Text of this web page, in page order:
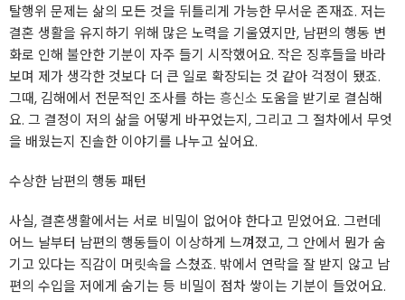
탈행위 문제는 삶의 모든 것을 뒤틀리게 가능한 무서운 존재죠. 저는
결혼 생활을 유지하기 위해 많은 노력을 기울였지만, 남편의 행동 변
화로 인해 불안한 기분이 자주 들기 시작했어요. 작은 징후들을 바라
보며 제가 생각한 것보다 더 큰 일로 확장되는 것 같아 걱정이 됐죠.
그때, 김해에서 전문적인 조사를 하는 흥신소 도움을 받기로 결심해
요. 그 결정이 저의 삶을 어떻게 바꾸었는지, 그리고 그 절차에서 무엇
을 배웠는지 진솔한 이야기를 나누고 싶어요.
수상한 남편의 행동 패턴
사실, 결혼생활에서는 서로 비밀이 없어야 한다고 믿었어요. 그런데
어느 날부터 남편의 행동들이 이상하게 느껴졌고, 그 안에서 뭔가 숨
기고 있다는 직감이 머릿속을 스쳤죠. 밖에서 연락을 잘 받지 않고 남
편의 수입을 저에게 숨기는 등 비밀이 점차 쌓이는 기분이 들었어요.